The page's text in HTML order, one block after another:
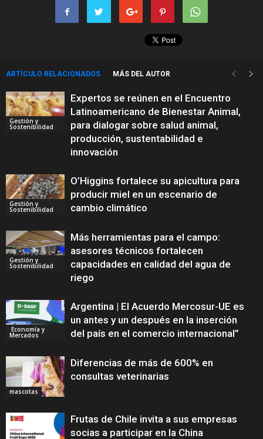
ARTÍCULO RELACIONADOS MÁS DEL AUTOR
Gestión y
Sostenibilidad
Expertos se reúnen en el Encuentro
Latinoamericano de Bienestar Animal,
para dialogar sobre salud animal,
producción, sustentabilidad e
innovación
Gestión y
Sostenibilidad
O’Higgins fortalece su apicultura para
producir miel en un escenario de
cambio climático
Gestión y
Sostenibilidad
Más herramientas para el campo:
asesores técnicos fortalecen
capacidades en calidad del agua de
riego
Economía y
Mercados
Argentina | El Acuerdo Mercosur-UE es
un antes y un después en la inserción
del país en el comercio internacional”
mascotas
Diferencias de más de 600% en
consultas veterinarias
Frutas de Chile invita a sus empresas
socias a participar en la China